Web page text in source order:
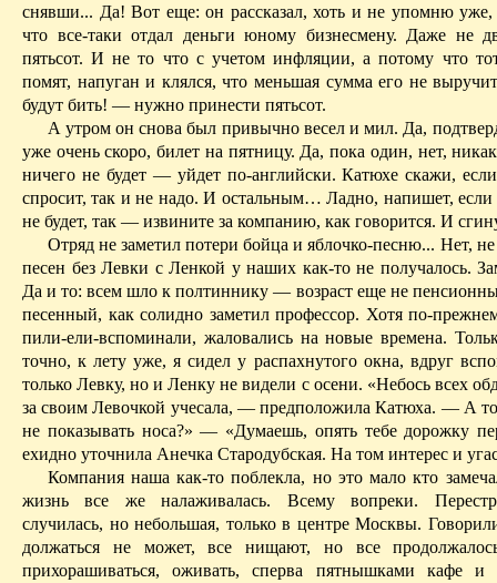
снявши... Да! Вот еще: он рассказал, хоть и не упомню уже,
что все-таки отдал деньги юному бизнесмену. Даже не
пятьсот. И не то что с учетом инфля­ции, а потому что
помят, напуган и клялся, что мень­шая сумма его не
будут бить! — нужно принести пять­сот.
А утром он снова был привычно весел и мил. Да,
уже очень скоро, билет на пятницу. Да, пока один, нет,
ничего не будет — уйдет по-английски. Катюхе скажи,
спросит, так и не надо. И остальным… Ладно, напишет, если
не будет, так — извините за компанию, как говорится. И
Отряд не заметил потери бойца и яблочко-песню... Нет,
песен без Левки с Ленкой у наших как-то не получалось.
Да и то: всем шло к полтиннику — возраст еще не
песенный, как солидно заметил профессор. Хотя по-
пили-ели-вспоминали, жаловались на новые времена.
точно, к лету уже, я сидел у распах­нутого окна, вдруг
только Левку, но и Ленку не видели с осени. «Небось всех
за своим Левоч­кой учесала, — предположила Катюха. — А
не показывать носа?» — «Думаешь, опять тебе дорожку
ехидно уточнила Анечка Стародубская. На том интерес и
Компания наша как-то поблекла, но это мало кто
жизнь все же налаживалась. Всему вопреки.
случилась, но небольшая, только в центре Мос­к­вы.
должаться не может, все нищают, но все
прихорашиваться, ожи­вать, сперва пятнышками кафе и